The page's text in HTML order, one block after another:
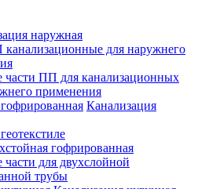
наружная
для наружнего
ПП для канализационных
применения
Канализация
гофрированная
для двухслойной
трубы